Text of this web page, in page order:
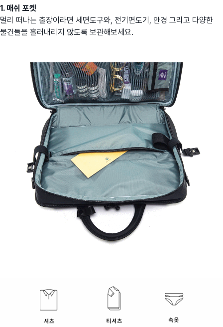
1. 매쉬 포켓
멀리 떠나는 출장이라면 세면도구와, 전기면도기, 안경 그리고 다양한
물건들을 흘러내리지 않도록 보관해보세요.